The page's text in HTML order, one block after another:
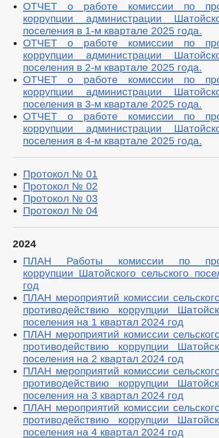
ОТЧЕТ о работе комиссии по
коррупции администрации
поселения в 1-м квартале 2025 года.
ОТЧЕТ о работе комиссии по
коррупции администрации
поселения в 2-м квартале 2025 года.
ОТЧЕТ о работе комиссии по
коррупции администрации
поселения в 3-м квартале 2025 года.
ОТЧЕТ о работе комиссии по
коррупции администрации
поселения в 4-м квартале 2025 года.
Протокол № 01
Протокол № 02
Протокол № 03
Протокол № 04
2024
ПЛАН Работы комиссии по
коррупции Шатойского сельского
год
ПЛАН мероприятий комиссии
противодействию коррупции
поселения на 1 квартал 2024 год
ПЛАН мероприятий комиссии
противодействию коррупции
поселения на 2 квартал 2024 год
ПЛАН мероприятий комиссии
противодействию коррупции
поселения на 3 квартал 2024 год
ПЛАН мероприятий комиссии
противодействию коррупции
поселения на 4 квартал 2024 год